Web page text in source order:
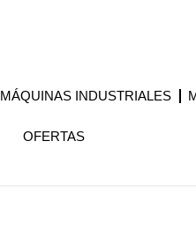
MÁQUINAS INDUSTRIALES
OFERTAS